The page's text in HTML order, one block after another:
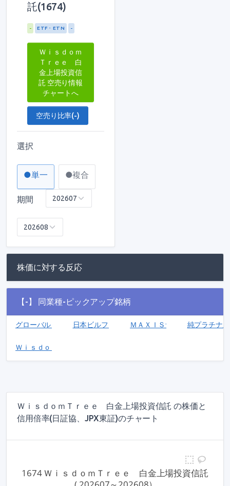
託(1674)
- ETF・ETN -
Ｗｉｓｄｏｍ
Ｔｒｅｅ 白
金上場投資信
託 空売り情報
チャートへ
空売り比率(-)
選択
●単一 ●複合
期間
株価に対する反応
【-】 同業種-ピックアップ銘柄
グローバルＸ ホテル＆リテール・Ｊ－ＲＥＩＴ ＥＴＦ(2098)
日本ビルファンド投資法人(8951)ＭＡＸＩＳナスダック１００
純プラチナ
ＷｉｓｄｏｍＴｒｅｅ 穀物上場投資信託(1688)
ＷｉｓｄｏｍＴｒｅｅ 白金上場投資信託 の株価と
信用倍率(日証協、JPX東証)のチャート
1674 ＷｉｓｄｏｍＴｒｅｅ　白金上場投資信託